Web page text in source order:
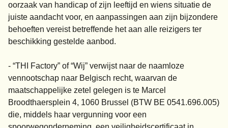
oorzaak van handicap of zijn leeftijd en wiens situatie de
juiste aandacht voor, en aanpassingen aan zijn bijzondere
behoeften vereist betreffende het aan alle reizigers ter
beschikking gestelde aanbod.
- “THI Factory” of “Wij” verwijst naar de naamloze
vennootschap naar Belgisch recht, waarvan de
maatschappelijke zetel gelegen is te Marcel
Broodthaersplein 4, 1060 Brussel (BTW BE 0541.696.005)
die, middels haar vergunning voor een